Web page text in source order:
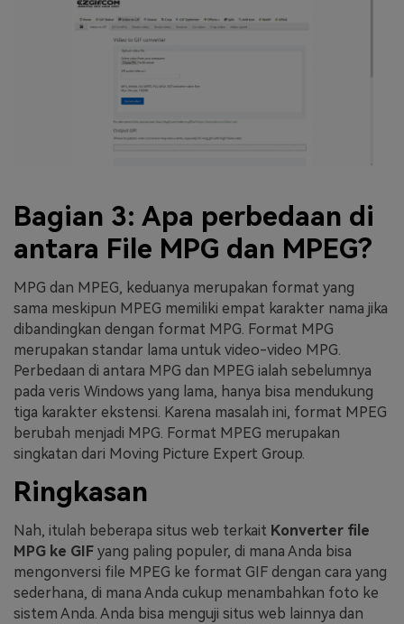
Bagian 3: Apa perbedaan di
antara File MPG dan MPEG?
MPG dan MPEG, keduanya merupakan format yang
sama meskipun MPEG memiliki empat karakter nama jika
dibandingkan dengan format MPG. Format MPG
merupakan standar lama untuk video-video MPG.
Perbedaan di antara MPG dan MPEG ialah sebelumnya
pada veris Windows yang lama, hanya bisa mendukung
tiga karakter ekstensi. Karena masalah ini, format MPEG
berubah menjadi MPG. Format MPEG merupakan
singkatan dari Moving Picture Expert Group.
Ringkasan
Nah, itulah beberapa situs web terkait Konverter file
MPG ke GIF yang paling populer, di mana Anda bisa
mengonversi file MPEG ke format GIF dengan cara yang
sederhana, di mana Anda cukup menambahkan foto ke
sistem Anda. Anda bisa menguji situs web lainnya dan